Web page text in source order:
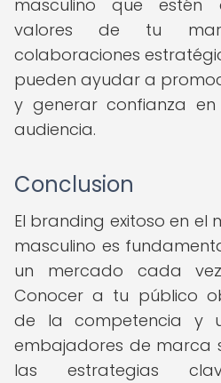
masculino que estén
valores de tu
colaboraciones
pueden ayudar a
y generar confianza
audiencia.
Conclusion
El branding exitoso en el
masculino es
un mercado cada
Conocer a tu público
de la competencia y
embajadores de marca
las estrategias